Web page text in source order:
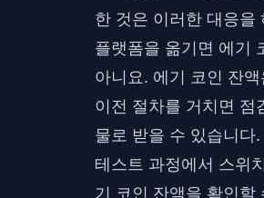
한 것은 이러한 대응을
플랫폼을 옮기면 에기
아니요. 에기 코인 잔
이전 절차를 거치면 점
물로 받을 수 있습니다.
테스트 과정에서 스위
기 코인 잔액을 확인할